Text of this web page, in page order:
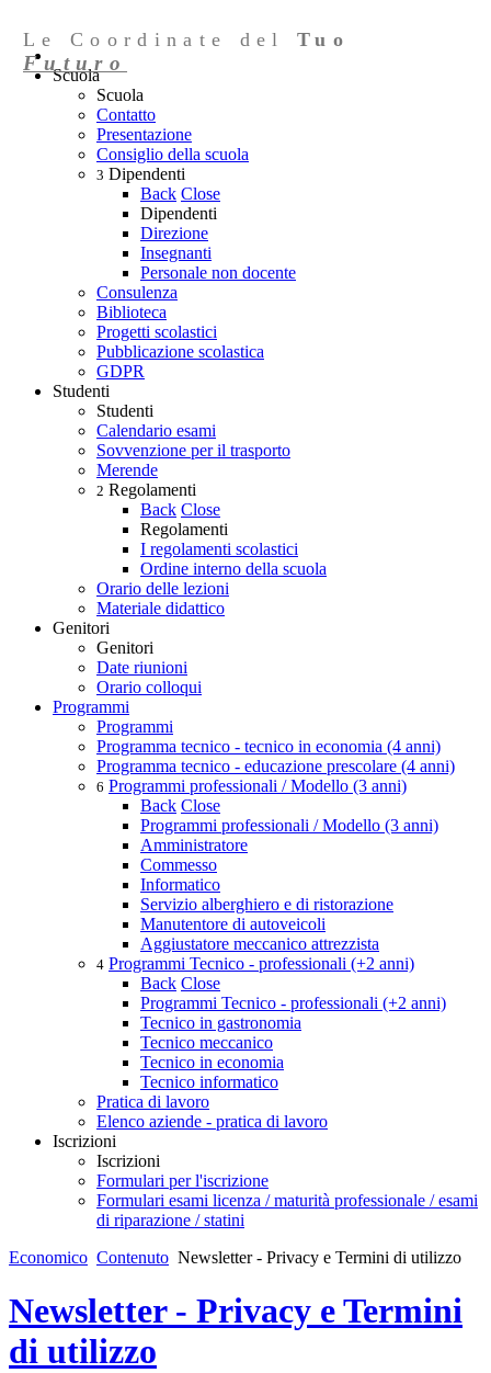
Le Coordinate delTuo
Futuro
Scuola
Scuola
Contatto
Presentazione
Consiglio della scuola
3 Dipendenti
Back Close
Dipendenti
Direzione
Insegnanti
Personale non docente
Consulenza
Biblioteca
Progetti scolastici
Pubblicazione scolastica
GDPR
Studenti
Studenti
Calendario esami
Sovvenzione per il trasporto
Merende
2 Regolamenti
Back Close
Regolamenti
I regolamenti scolastici
Ordine interno della scuola
Orario delle lezioni
Materiale didattico
Genitori
Genitori
Date riunioni
Orario colloqui
Programmi
Programmi
Programma tecnico - tecnico in economia (4 anni)
Programma tecnico - educazione prescolare (4 anni)
6 Programmi professionali / Modello (3 anni)
Back Close
Programmi professionali / Modello (3 anni)
Amministratore
Commesso
Informatico
Servizio alberghiero e di ristorazione
Manutentore di autoveicoli
Aggiustatore meccanico attrezzista
4 Programmi Tecnico - professionali (+2 anni)
Back Close
Programmi Tecnico - professionali (+2 anni)
Tecnico in gastronomia
Tecnico meccanico
Tecnico in economia
Tecnico informatico
Pratica di lavoro
Elenco aziende - pratica di lavoro
Iscrizioni
Iscrizioni
Formulari per l'iscrizione
Formulari esami licenza / maturità professionale / esami
di riparazione / statini
Economico Contenuto Newsletter - Privacy e Termini di utilizzo
Newsletter - Privacy e Termini
di utilizzo